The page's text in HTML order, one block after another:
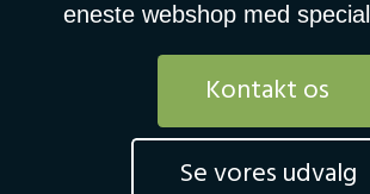
eneste webshop med
Kontakt os
Se vores udvalg